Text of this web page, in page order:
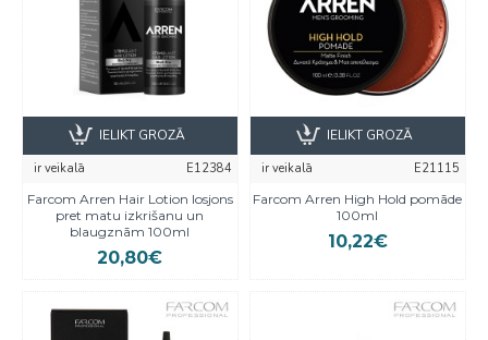
ir veikalā
E12384
Farcom Arren Hair Lotion losjons
pret matu izkrišanu un
blaugznām 100ml
20,80€
IELIKT GROZĀ
ir veikalā
E21115
Farcom Arren High Hold pomāde
100ml
10,22€
IELIKT GROZĀ